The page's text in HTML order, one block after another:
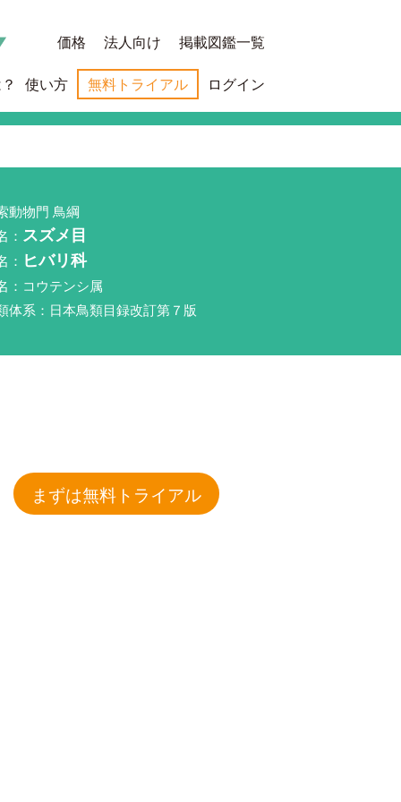
価格 法人向け 掲載図鑑一覧
使い方 無料トライアル ログイン
動物門 鳥綱
： スズメ目
： ヒバリ科
：コウテンシ属
体系：日本鳥類目録改訂第７版
まずは無料トライアル